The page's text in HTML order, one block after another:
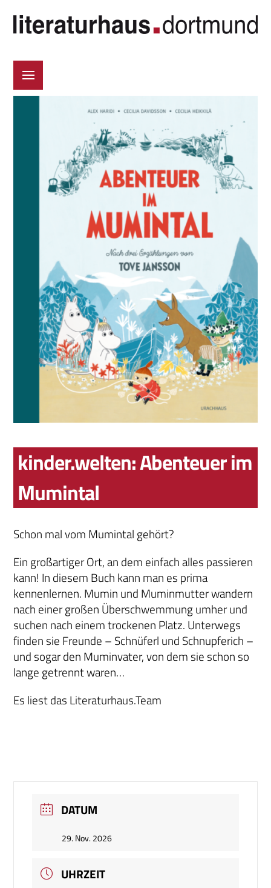
kinder.welten: Abenteuer im
Mumintal
Schon mal vom Mumintal gehört?
Ein großartiger Ort, an dem einfach alles passieren
kann! In diesem Buch kann man es prima
kennenlernen. Mumin und Muminmutter wandern
nach einer großen Überschwemmung umher und
suchen nach einem trockenen Platz. Unterwegs
finden sie Freunde – Schnüferl und Schnupferich –
und sogar den Muminvater, von dem sie schon so
lange getrennt waren…
Es liest das Literaturhaus.Team
DATUM
29. Nov. 2026
UHRZEIT